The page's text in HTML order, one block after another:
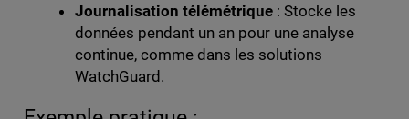
Journalisation télémétrique: Stocke les
données pendant un an pour une analyse
continue, comme dans les solutions
WatchGuard.